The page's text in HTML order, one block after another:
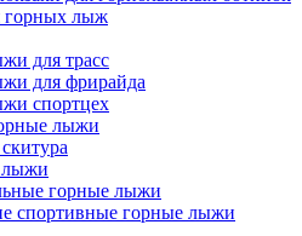
горных лыж
для трасс
для фрирайда
спортцех
лыжи
лыжи
горные лыжи
спортивные горные лыжи